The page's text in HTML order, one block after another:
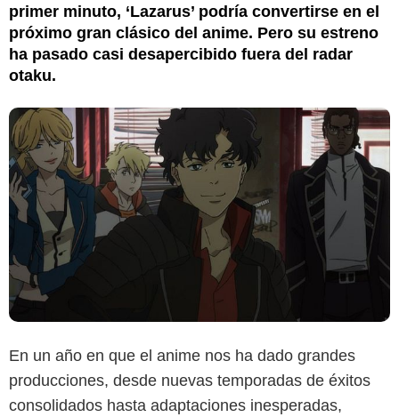
primer minuto, ‘Lazarus’ podría convertirse en el
próximo gran clásico del anime. Pero su estreno
ha pasado casi desapercibido fuera del radar
otaku.
En un año en que el anime nos ha dado grandes
producciones, desde nuevas temporadas de éxitos
consolidados hasta adaptaciones inesperadas,